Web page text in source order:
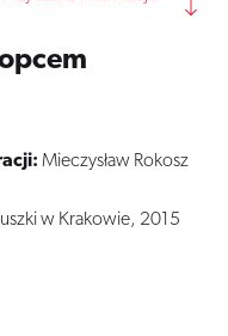
Mieczysław Rokosz
w Krakowie, 2015